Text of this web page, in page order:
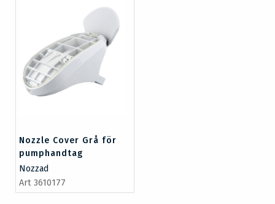
Nozzle Cover Grå för
pumphandtag
Nozzad
Art 3610177